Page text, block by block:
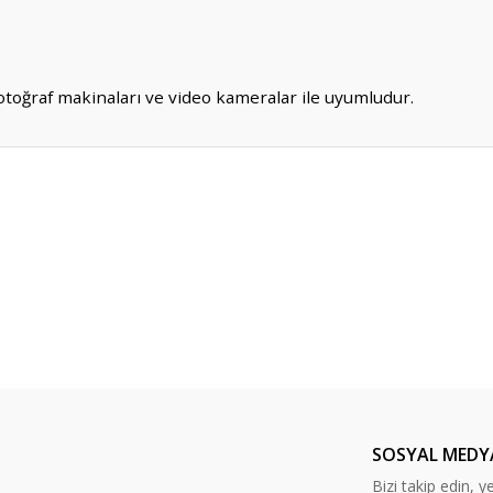
makinaları ve video kameralar ile uyumludur.
SOSYAL
Bizi takip edin,